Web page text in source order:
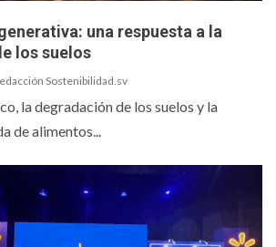
una respuesta a la
los suelos
Sostenibilidad.sv
la degradación de los suelos y la
de alimentos...